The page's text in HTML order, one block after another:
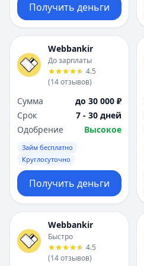
Получить деньги
Webbankir
До зарплаты
4.5
(14отзывов)
Сумма
до 30 000 ₽
Срок
7 - 30 дней
Одобрение
Высокое
Займ бесплатно
Круглосуточно
Получить деньги
Webbankir
Быстро
4.5
(14отзывов)